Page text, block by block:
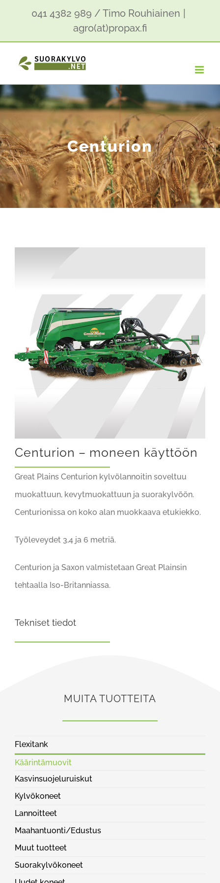
content
041 4382 989 / Timo Rouhiainen
agro(at)propax.fi
Centurion
Centurion – moneen käyttöön
Great Plains Centurion kylvölannoitin soveltuu
muokattuun, kevytmuokattuun ja suorakylvöön.
Centurionissa on koko alan muokkaava etukiekko.
Työleveydet 3,4 ja 6 metriä.
Centurion ja Saxon valmistetaan Great Plainsin
tehtaalla Iso-Britanniassa.
Tekniset tiedot
MUITA TUOTTEITA
Flexitank
Käärintämuovit
Kasvinsuojeluruiskut
Kylvökoneet
Lannoitteet
Maahantuonti/Edustus
Muut tuotteet
Nurmenkylvökoneet